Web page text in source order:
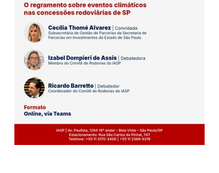
admirados